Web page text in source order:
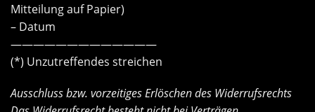
Mitteilung auf Papier)
– Datum
—————————————
(*) Unzutreffendes streichen
Ausschluss bzw. vorzeitiges Erlöschen des Widerrufsrechts